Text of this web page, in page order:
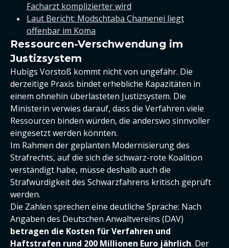
Facharzt komplizierter wird
Laut Bericht: Modschtaba Chamenei liegt
offenbar im Koma
Ressourcen-Verschwendung im
Justizsystem
Hubigs Vorstoß kommt nicht von ungefähr. Die
derzeitige Praxis bindet erhebliche Kapazitäten in
einem ohnehin überlasteten Justizsystem. Die
Ministerin verwies darauf, dass die Verfahren viele
Ressourcen binden würden, die anderswo sinnvoller
eingesetzt werden könnten.
Im Rahmen der geplanten Modernisierung des
Strafrechts, auf die sich die schwarz-rote Koalition
verständigt habe, müsse deshalb auch die
Strafwürdigkeit des Schwarzfahrens kritisch geprüft
werden.
Die Zahlen sprechen eine deutliche Sprache: Nach
Angaben des Deutschen Anwaltvereins (DAV)
betragen die Kosten für Verfahren und
Haftstrafen rund 200 Millionen Euro jährlich. Der